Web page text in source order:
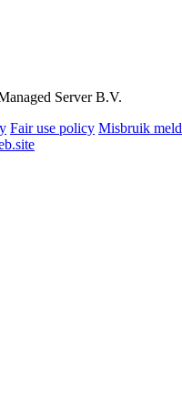
Server B.V.
Fair use policy Misbruik